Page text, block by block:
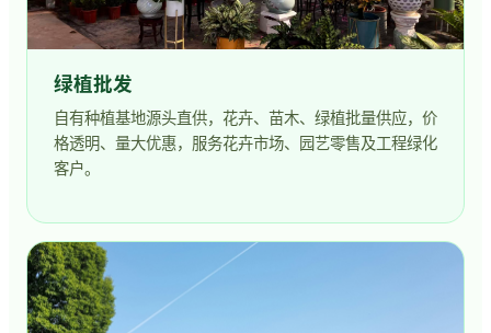
绿植批发
自有种植基地源头直供，花卉、苗木、绿植批量供应，价
格透明、量大优惠，服务花卉市场、园艺零售及工程绿化
客户。